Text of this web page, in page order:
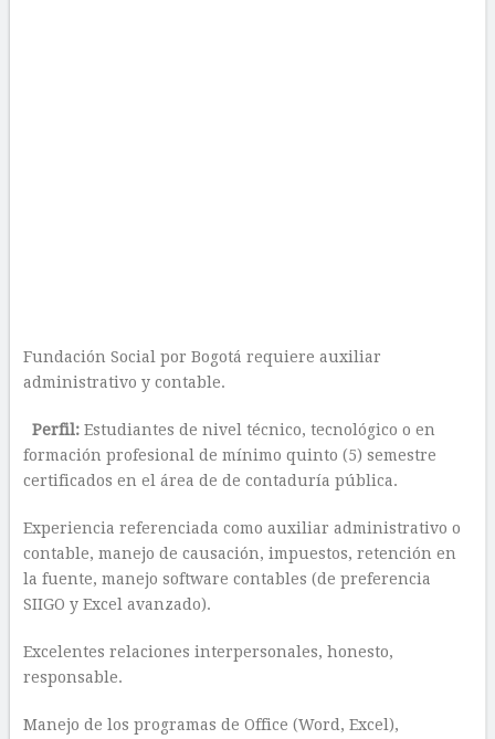
Fundación Social por Bogotá requiere auxiliar
administrativo y contable.
Perfil: Estudiantes de nivel técnico, tecnológico o en
formación profesional de mínimo quinto (5) semestre
certificados en el área de de contaduría pública.
Experiencia referenciada como auxiliar administrativo o
contable, manejo de causación, impuestos, retención en
la fuente, manejo software contables (de preferencia
SIIGO y Excel avanzado).
Excelentes relaciones interpersonales, honesto,
responsable.
Manejo de los programas de Office (Word, Excel),